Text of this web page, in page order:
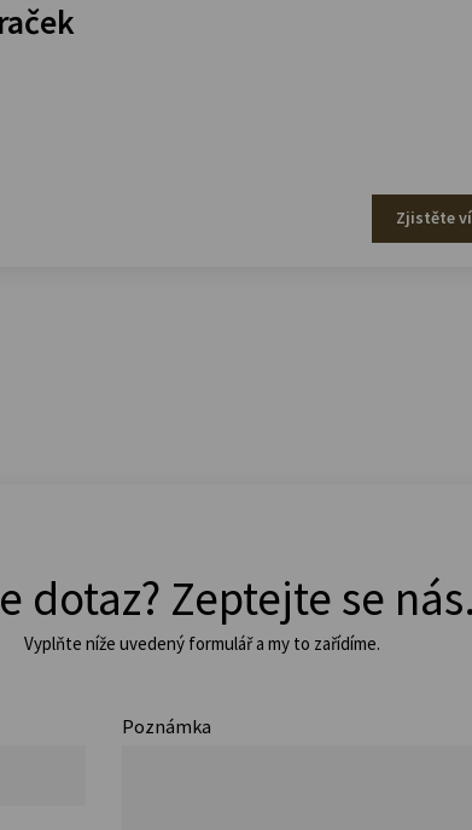
Zjistěte
dotaz? Zeptejte se
Vyplňte níže uvedený formulář a my to zařídíme.
Poznámka